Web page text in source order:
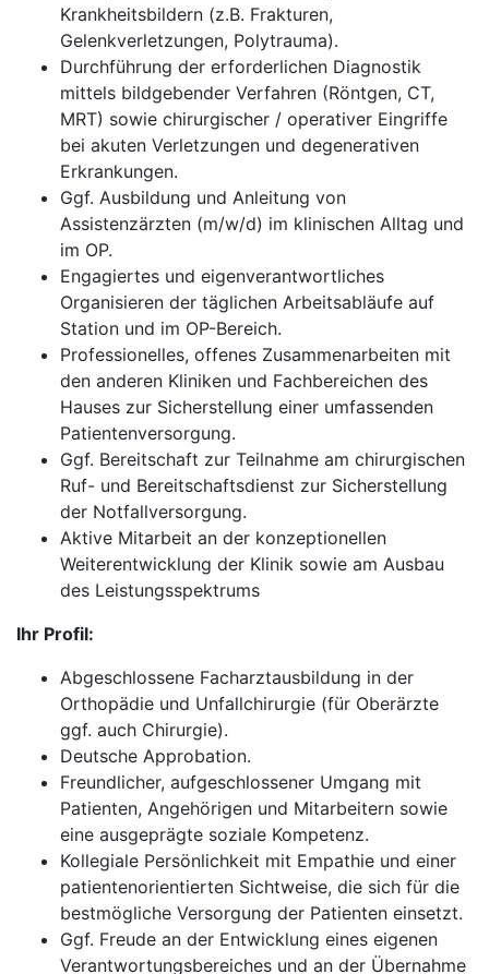
Krankheitsbildern (z.B. Frakturen,
Gelenkverletzungen, Polytrauma).
Durchführung der erforderlichen Diagnostik
mittels bildgebender Verfahren (Röntgen, CT,
MRT) sowie chirurgischer / operativer Eingriffe
bei akuten Verletzungen und degenerativen
Erkrankungen.
Ggf. Ausbildung und Anleitung von
Assistenzärzten (m/w/d) im klinischen Alltag und
im OP.
Engagiertes und eigenverantwortliches
Organisieren der täglichen Arbeitsabläufe auf
Station und im OP-Bereich.
Professionelles, offenes Zusammenarbeiten mit
den anderen Kliniken und Fachbereichen des
Hauses zur Sicherstellung einer umfassenden
Patientenversorgung.
Ggf. Bereitschaft zur Teilnahme am chirurgischen
Ruf- und Bereitschaftsdienst zur Sicherstellung
der Notfallversorgung.
Aktive Mitarbeit an der konzeptionellen
Weiterentwicklung der Klinik sowie am Ausbau
des Leistungsspektrums
Ihr Profil:
Abgeschlossene Facharztausbildung in der
Orthopädie und Unfallchirurgie (für Oberärzte
ggf. auch Chirurgie).
Deutsche Approbation.
Freundlicher, aufgeschlossener Umgang mit
Patienten, Angehörigen und Mitarbeitern sowie
eine ausgeprägte soziale Kompetenz.
Kollegiale Persönlichkeit mit Empathie und einer
patientenorientierten Sichtweise, die sich für die
bestmögliche Versorgung der Patienten einsetzt.
Ggf. Freude an der Entwicklung eines eigenen
Verantwortungsbereiches und an der Übernahme